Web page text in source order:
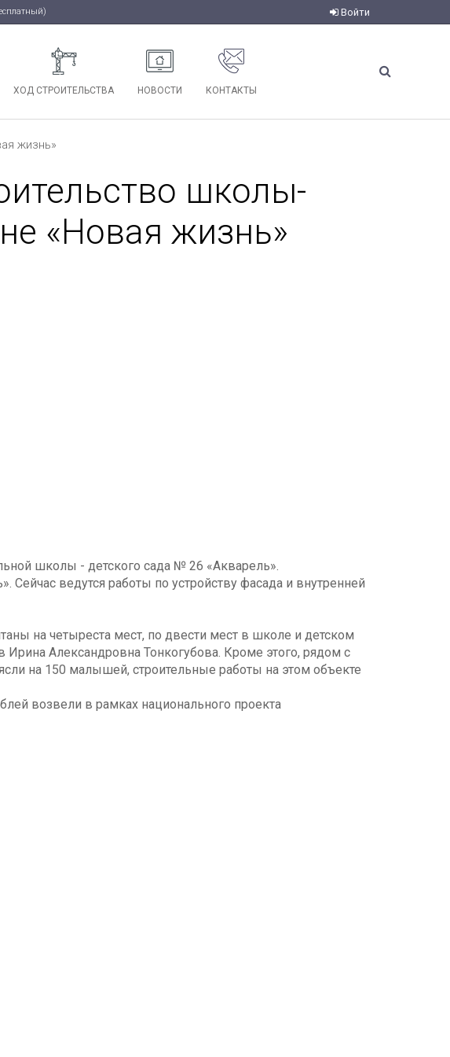
Войти
ХОД СТРОИТЕЛЬСТВА НОВОСТИ КОНТАКТЫ
жизнь»
школы-
«Новая жизнь»
школы - детского сада № 26 «Акварель».
ведутся работы по устройству фасада и внутренней
на четыреста мест, по двести мест в школе и детском
Ирина Александровна Тонкогубова. Кроме этого, рядом с
на 150 малышей, строительные работы на этом объекте
возвели в рамках национального проекта